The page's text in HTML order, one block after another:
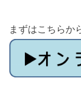
まずはこちらか